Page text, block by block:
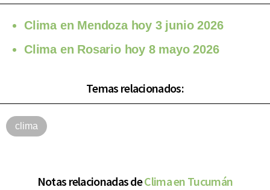
Clima en Mendoza hoy 3 junio 2026
Clima en Rosario hoy 8 mayo 2026
Temas relacionados:
clima
Notas relacionadas deClima en Tucumán